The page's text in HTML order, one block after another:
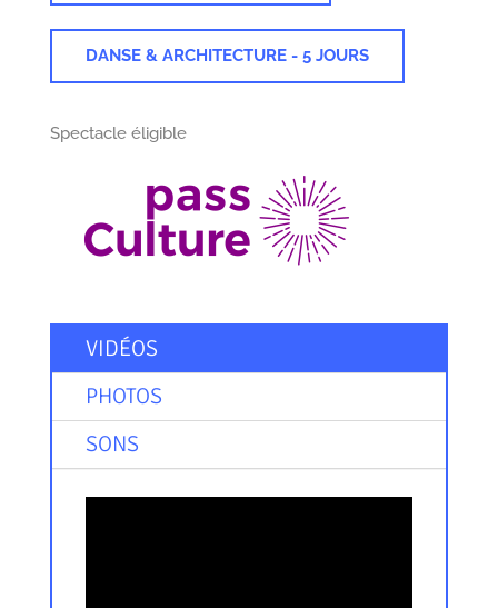
DANSE & ARCHITECTURE - 5 JOURS
Spectacle éligible
VIDÉOS
PHOTOS
SONS